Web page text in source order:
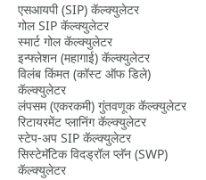
एसआयपी (SIP) कॅल्क्युलेटर
गोल SIP कॅल्क्युलेटर
स्मार्ट गोल कॅल्क्युलेटर
इन्फ्लेशन (महागाई) कॅल्क्युलेटर
विलंब किंमत (कॉस्ट ऑफ डिले)
कॅल्क्युलेटर
लंपसम (एकरकमी) गुंतवणूक कॅल्क्युलेटर
रिटायरमेंट प्लानिंग कॅल्क्युलेटर
स्टेप-अप SIP कॅल्क्युलेटर
सिस्टेमॅटिक विदड्रॉल प्लॅन (SWP)
कॅल्क्युलेटर